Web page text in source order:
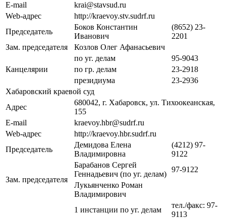
E-mail
krai@stavsud.ru
Web-адрес
http://kraevoy.stv.sudrf.ru
Председатель
Боков Константин
Иванович
(8652) 23-
2201
Зам. председателя
Козлов Олег Афанасьевич
Канцелярии
по уг. делам
95-9043
по гр. делам
23-2918
президиума
23-2936
Хабаровский краевой суд
Адрес
680042, г. Хабаровск, ул. Тихоокеанская,
155
E-mail
kraevoy.hbr@sudrf.ru
Web-адрес
http://kraevoy.hbr.sudrf.ru
Председатель
Демидова Елена
Владимировна
(4212) 97-
9122
Зам. председателя
Барабанов Сергей
Геннадьевич (по уг. делам)
97-9122
Лукьянченко Роман
Владимирович
1 инстанции по уг. делам
тел./факс: 97-
9113